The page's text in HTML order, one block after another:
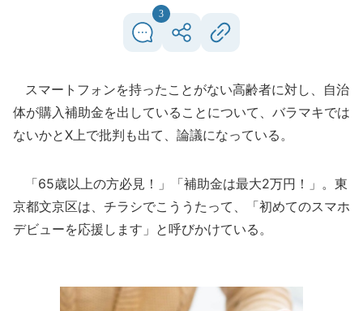
3
スマートフォンを持ったことがない高齢者に対し、自治
体が購入補助金を出していることについて、バラマキでは
ないかとX上で批判も出て、論議になっている。
「65歳以上の方必見！」「補助金は最大2万円！」。東
京都文京区は、チラシでこううたって、「初めてのスマホ
デビューを応援します」と呼びかけている。